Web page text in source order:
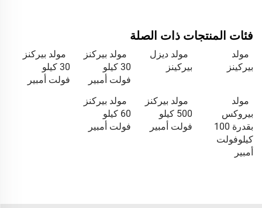
فئات المنتجات ذات الصلة
مولد
بيركينز
مولد ديزل
بيركينز
مولد بيركنز
30 كيلو
فولت أمبير
مولد بيركنز
30 كيلو
فولت أمبير
مولد
بيروكس
بقدرة 100
كيلوفولت
أمبير
مولد بيركنز
500 كيلو
فولت أمبير
مولد بيركنز
60 كيلو
فولت أمبير